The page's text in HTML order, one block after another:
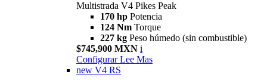
Multistrada V4 Pikes Peak
170 hp Potencia
124 Nm Torque
227 kg Peso húmedo (sin combustible)
$745,900 MXN i
Configurar Lee Mas
new V4 RS